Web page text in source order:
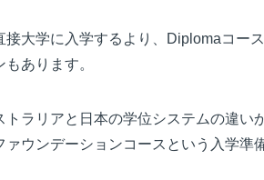
接大学に入学するより、Diplomaコー
もあります。
トラリアと日本の学位システムの違い
ァウンデーションコースという入学準